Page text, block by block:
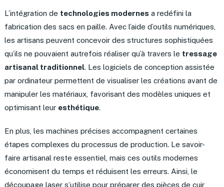
L’intégration de technologies modernes a redéfini la
fabrication des sacs en paille. Avec l’aide d’outils numériques,
les artisans peuvent concevoir des structures sophistiquées
qu’ils ne pouvaient autrefois réaliser qu’à travers le tressage
artisanal traditionnel. Les logiciels de conception assistée
par ordinateur permettent de visualiser les créations avant de
manipuler les matériaux, favorisant des modèles uniques et
optimisant leur esthétique.
En plus, les machines précises accompagnent certaines
étapes complexes du processus de production. Le savoir-
faire artisanal reste essentiel, mais ces outils modernes
économisent du temps et réduisent les erreurs. Ainsi, le
découpage laser s’utilise pour préparer des pièces de cuir